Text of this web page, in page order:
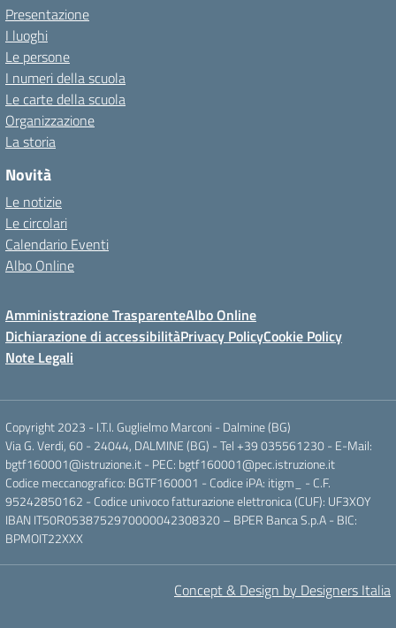
Presentazione
I luoghi
Le persone
I numeri della scuola
Le carte della scuola
Organizzazione
La storia
Novità
Le notizie
Le circolari
Calendario Eventi
Albo Online
Amministrazione TrasparenteAlbo Online
Dichiarazione di accessibilitàPrivacy PolicyCookie Policy
Note Legali
Copyright 2023 - I.T.I. Guglielmo Marconi - Dalmine (BG)
Via G. Verdi, 60 - 24044, DALMINE (BG) - Tel +39 035561230 - E-Mail:
bgtf160001@istruzione.it - PEC: bgtf160001@pec.istruzione.it
Codice meccanografico: BGTF160001 - Codice iPA: itigm_ - C.F.
95242850162 - Codice univoco fatturazione elettronica (CUF): UF3XOY
IBAN IT50R0538752970000042308320 – BPER Banca S.p.A - BIC:
BPMOIT22XXX
Concept & Design by Designers Italia